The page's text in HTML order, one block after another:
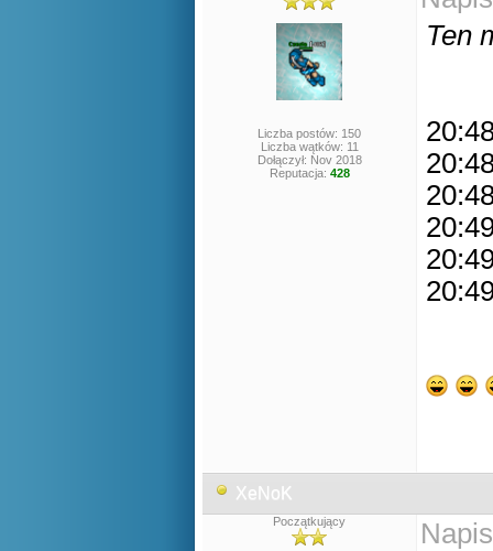
Liczba postów: 150
Liczba wątków: 11
Dołączył: Nov 2018
Reputacja: 428
Ten
XeNoK
Początkujący